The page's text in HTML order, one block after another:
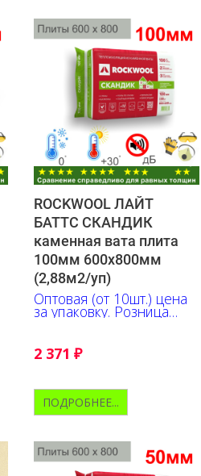
ROCKWOOL ЛАЙТ
БАТТС СКАНДИК
каменная вата плита
100мм 600х800мм
(2,88м2/уп)
Оптовая (от 10шт.) цена
за упаковку. Розница
+10% к указанной цене
2 371 ₽
ПОДРОБНЕЕ...